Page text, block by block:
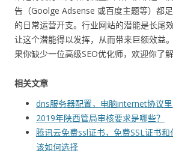
告（Goolge Adsense 或百度主题等）都
的日常运营开支。行业网站的潜能是长尾
让这个潜能得以发挥，从而带来巨额效益
果你缺少一位高级SEO优化师，欢迎你了解
相关文章
dns服务器配置，电脑internet协议
2019年陕西管局审核要求是哪些？
腾讯云免费ssl证书，免费SSL证书和
该如何选择